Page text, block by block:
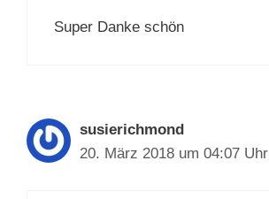
Super Danke schön
susierichmond
20. März 2018 um 04:07 Uhr